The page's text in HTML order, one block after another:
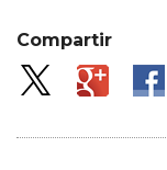
Compartir